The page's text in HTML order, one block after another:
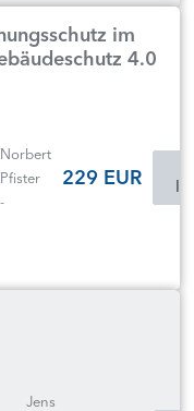
im
4.0
Norbert
Pfister
-
229 EUR
Jens